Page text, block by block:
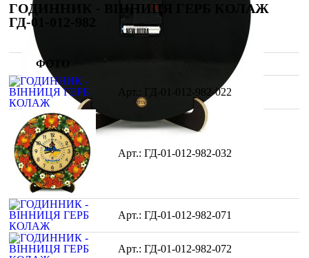
ГОДИННИК - ВІННИЦЯ ГЕРБ КОЛАЖ
ГД-01-012-982
ФОТО
ГД-01-012-982-022
ГД-01-012-982-032
ГД-01-012-982-071
ГД-01-012-982-072